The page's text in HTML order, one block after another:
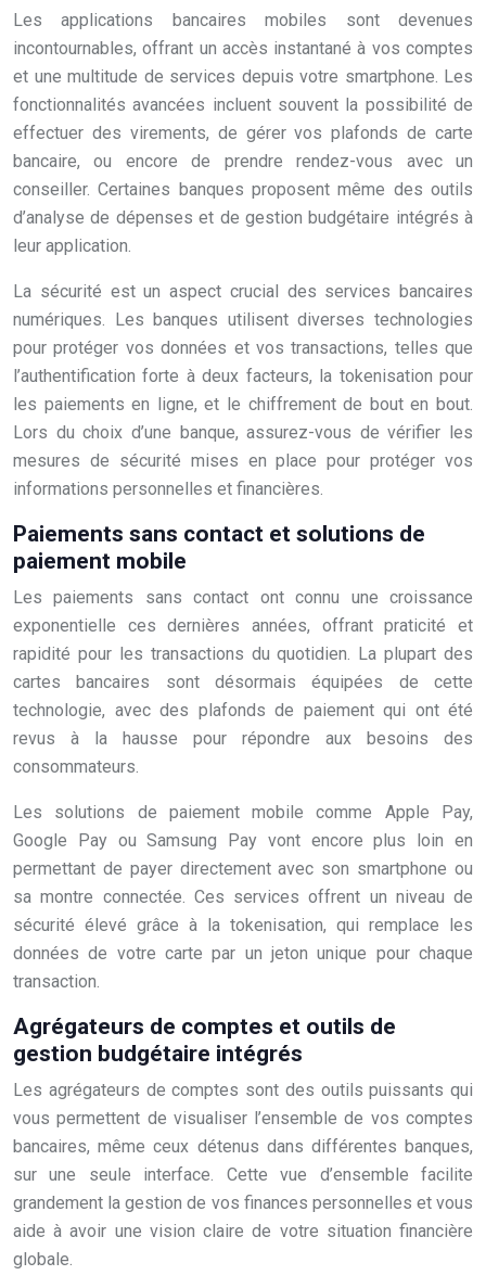
Les applications bancaires mobiles sont devenues
incontournables, offrant un accès instantané à vos comptes
et une multitude de services depuis votre smartphone. Les
fonctionnalités avancées incluent souvent la possibilité de
effectuer des virements, de gérer vos plafonds de carte
bancaire, ou encore de prendre rendez-vous avec un
conseiller. Certaines banques proposent même des outils
d’analyse de dépenses et de gestion budgétaire intégrés à
leur application.
La sécurité est un aspect crucial des services bancaires
numériques. Les banques utilisent diverses technologies
pour protéger vos données et vos transactions, telles que
l’authentification forte à deux facteurs, la tokenisation pour
les paiements en ligne, et le chiffrement de bout en bout.
Lors du choix d’une banque, assurez-vous de vérifier les
mesures de sécurité mises en place pour protéger vos
informations personnelles et financières.
Paiements sans contact et solutions de
paiement mobile
Les paiements sans contact ont connu une croissance
exponentielle ces dernières années, offrant praticité et
rapidité pour les transactions du quotidien. La plupart des
cartes bancaires sont désormais équipées de cette
technologie, avec des plafonds de paiement qui ont été
revus à la hausse pour répondre aux besoins des
consommateurs.
Les solutions de paiement mobile comme Apple Pay,
Google Pay ou Samsung Pay vont encore plus loin en
permettant de payer directement avec son smartphone ou
sa montre connectée. Ces services offrent un niveau de
sécurité élevé grâce à la tokenisation, qui remplace les
données de votre carte par un jeton unique pour chaque
transaction.
Agrégateurs de comptes et outils de
gestion budgétaire intégrés
Les agrégateurs de comptes sont des outils puissants qui
vous permettent de visualiser l’ensemble de vos comptes
bancaires, même ceux détenus dans différentes banques,
sur une seule interface. Cette vue d’ensemble facilite
grandement la gestion de vos finances personnelles et vous
aide à avoir une vision claire de votre situation financière
globale.